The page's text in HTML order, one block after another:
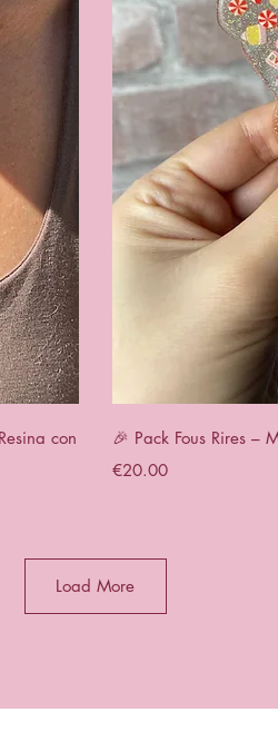
con
🎉 Pack Fous Rires –
Price
€20.00
Load More